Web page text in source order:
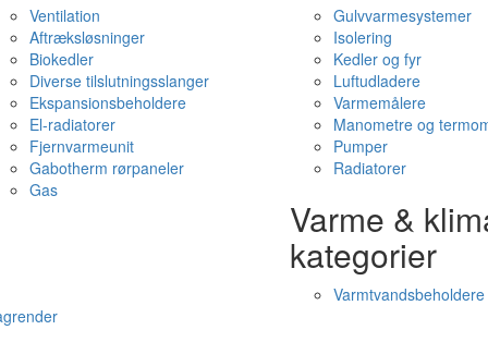
Ventilation
Aftræksløsninger
Biokedler
Diverse tilslutningsslanger
Ekspansionsbeholdere
El-radiatorer
Fjernvarmeunit
Gabotherm rørpaneler
Gas
Gulvvarmesystemer
Isolering
Kedler og fyr
Luftudladere
Varmemålere
Manometre og
Pumper
Radiatorer
Varme &
kategorier
Varmtvandsbeholdere